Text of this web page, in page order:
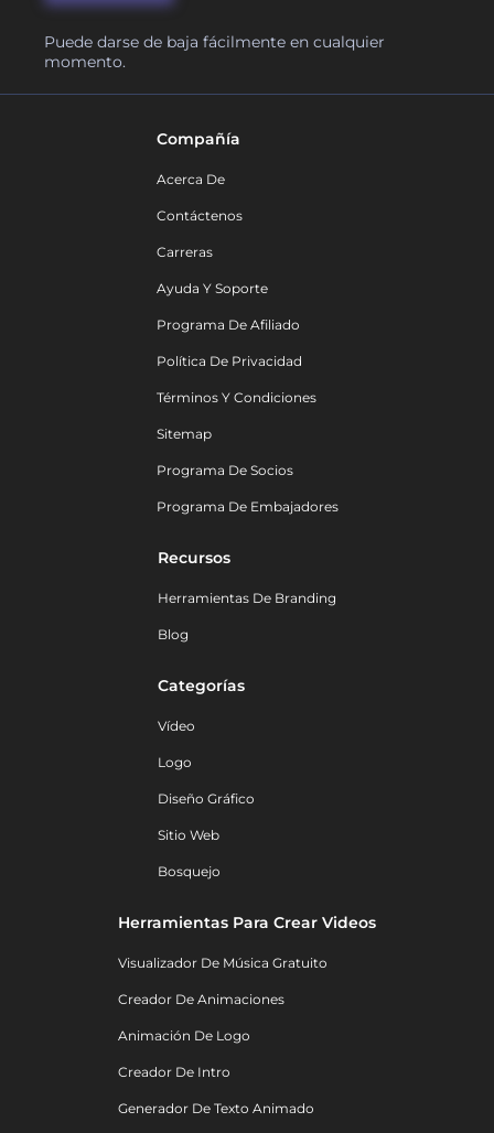
Puede darse de baja fácilmente en cualquier
momento.
Compañía
Acerca De
Contáctenos
Carreras
Ayuda Y Soporte
Programa De Afiliado
Política De Privacidad
Términos Y Condiciones
Sitemap
Programa De Socios
Programa De Embajadores
Recursos
Herramientas De Branding
Blog
Categorías
Vídeo
Logo
Diseño Gráfico
Sitio Web
Bosquejo
Herramientas Para Crear Videos
Visualizador De Música Gratuito
Creador De Animaciones
Animación De Logo
Creador De Intro
Generador De Texto Animado